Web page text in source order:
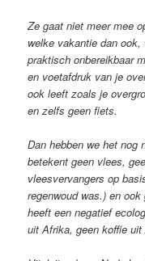
Ze gaat niet meer mee
welke vakantie dan
praktisch onbereikbaar
en voetafdruk van je
ook leeft zoals je
en zelfs geen fiets.
Dan hebben we het nog
betekent geen vlees,
vleesvervangers op
regenwoud was.) en
heeft een negatief
uit Afrika, geen koffie